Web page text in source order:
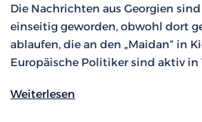
Die Nachrichten aus Georgien
einseitig geworden, obwohl dort
ablaufen, die an den „Maidan“ in
Europäische Politiker sind aktiv in
Weiterlesen